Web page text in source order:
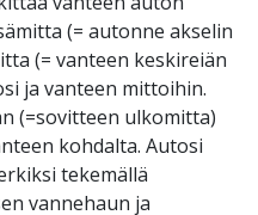
(= autonne akselin
(= vanteen keskireiän
ja vanteen mittoihin.
(=sovitteen ulkomitta)
kohdalta. Autosi
tekemällä
vannehaun ja